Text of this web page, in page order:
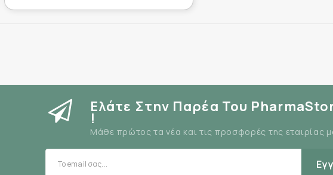
Ελάτε Στην Παρέα Του
!
Μάθε πρώτος τα νέα και τις προσφορές της εταιρίας